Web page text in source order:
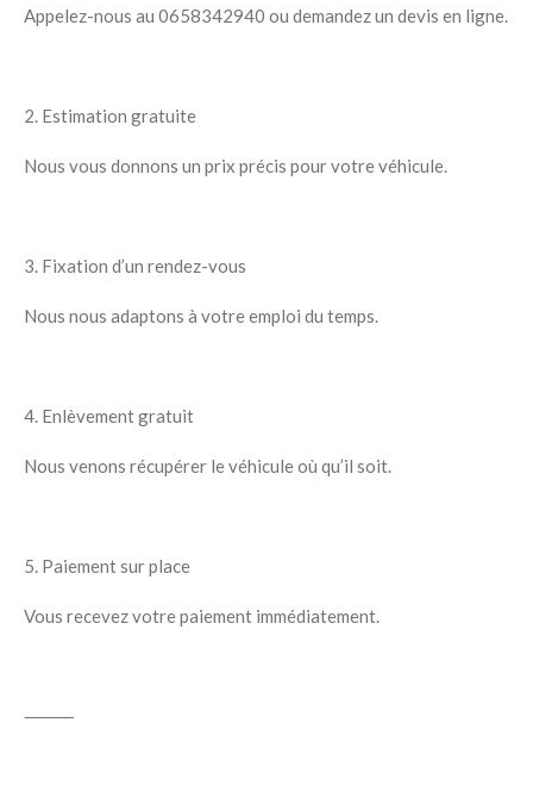
Appelez-nous au 0658342940 ou demandez un devis en ligne.
2. Estimation gratuite
Nous vous donnons un prix précis pour votre véhicule.
3. Fixation d’un rendez-vous
Nous nous adaptons à votre emploi du temps.
4. Enlèvement gratuit
Nous venons récupérer le véhicule où qu’il soit.
5. Paiement sur place
Vous recevez votre paiement immédiatement.
⸻